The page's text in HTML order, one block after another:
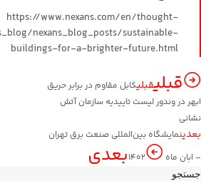
https://www.nexans.com/en/thought-
nexans_blog_posts/sustainable-
buildings-for-a-brighter-future.html
قبلیقبلیکابل مقاوم در برابر حریق
ابهر در وندور لیست تاییدیه سازمان آتش
نشانی
بعدینمایشگاه بین‌المللی صنعت برق تهران
– ابان ماه 1402
بعدی
جستجو